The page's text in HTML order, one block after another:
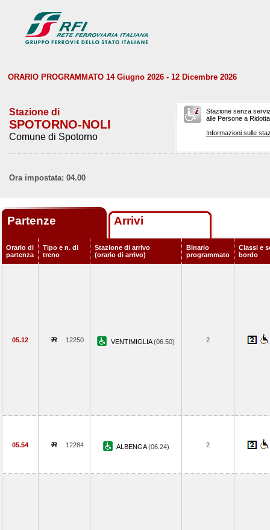
ORARIO PROGRAMMATO 14 Giugno 2026 - 12 Dicembre 2026
Stazione di
SPOTORNO-NOLI
Comune di Spotorno
Stazione senza
alle Persone a
Informazioni sulle
Ora impostata: 04.00
Partenze Arrivi
Orario di
partenza
Tipo e n. di
treno
Stazione di arrivo
(orario di arrivo)
Binario
programmato
Classi e
bordo
05.12 12250 VENTIMIGLIA(06.50) 2
05.54 12284 ALBENGA(06.24) 2